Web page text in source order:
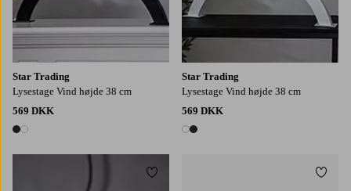
Star Trading
Lysestage Vind højde 38 cm
569 DKK
2 farver
Star Trading
Lysestage Vind højde 38 cm
569 DKK
2 farver
Tilføj til favoritter